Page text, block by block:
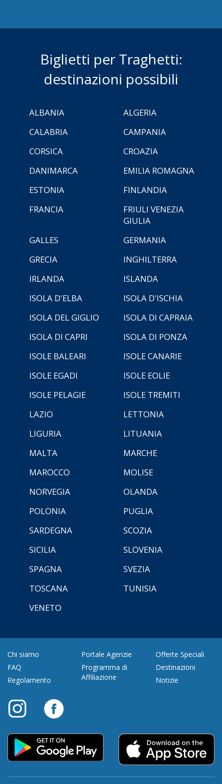
Biglietti per Traghetti:
destinazioni possibili
ALBANIA
ALGERIA
CALABRIA
CAMPANIA
CORSICA
CROAZIA
DANIMARCA
EMILIA ROMAGNA
ESTONIA
FINLANDIA
FRANCIA
FRIULI VENEZIA
GIULIA
GALLES
GERMANIA
GRECIA
INGHILTERRA
IRLANDA
ISLANDA
ISOLA D'ELBA
ISOLA D'ISCHIA
ISOLA DEL GIGLIO
ISOLA DI CAPRAIA
ISOLA DI CAPRI
ISOLA DI PONZA
ISOLE BALEARI
ISOLE CANARIE
ISOLE EGADI
ISOLE EOLIE
ISOLE PELAGIE
ISOLE TREMITI
LAZIO
LETTONIA
LIGURIA
LITUANIA
MALTA
MARCHE
MAROCCO
MOLISE
NORVEGIA
OLANDA
POLONIA
PUGLIA
SARDEGNA
SCOZIA
SICILIA
SLOVENIA
SPAGNA
SVEZIA
TOSCANA
TUNISIA
VENETO
Chi siamo
FAQ
Regolamento
Portale Agenzie
Programma di
Affiliazione
Offerte Speciali
Destinazioni
Notizie